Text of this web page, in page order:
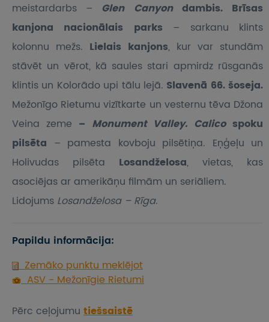
meistardarbs – Glen Canyondambis. Brīsas
kanjona nacionālais parks – sarkanu klints
kolonnu mežs. Lielais kanjons, kur var stundām
stāvēt un vērot, kā saules stari apmirdz rūsganās
klintis un Kolorādo upi tālu lejā. Slavenā 66. šoseja.
Mežonīgo Rietumu vizītkarte un vesternu tēva Džona
Veina zeme – Monument Valley. Calicospoku
pilsēta – pamesta kovboju pilsētiņa. Eņģeļu un
Holivudas pilsēta Losandželosa, vietas, kas
asociējas ar amerikāņu filmām un seriāliem.
Lidojums Losandželosa – Rīga.
Papildu informācija:
Zemāko punktu meklējot
ASV - Mežonīgie Rietumi
Pērc ceļojumu tiešsaistē